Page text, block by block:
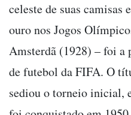
celeste de suas camisas
ouro nos Jogos
Amsterdã (1928) – foi a
de futebol da FIFA. O
sediou o torneio inicial,